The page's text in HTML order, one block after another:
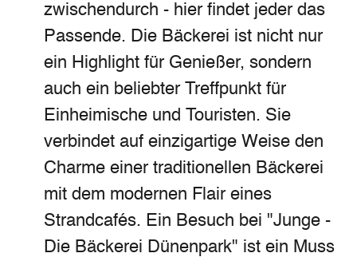
zwischendurch - hier findet jeder das
Passende. Die Bäckerei ist nicht nur
ein Highlight für Genießer, sondern
auch ein beliebter Treffpunkt für
Einheimische und Touristen. Sie
verbindet auf einzigartige Weise den
Charme einer traditionellen Bäckerei
mit dem modernen Flair eines
Strandcafés. Ein Besuch bei "Junge -
Die Bäckerei Dünenpark" ist ein Muss